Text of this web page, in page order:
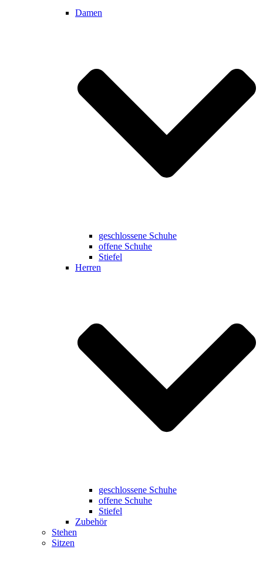
Damen
geschlossene Schuhe
offene Schuhe
Stiefel
Herren
geschlossene Schuhe
offene Schuhe
Stiefel
Zubehör
Stehen
Sitzen